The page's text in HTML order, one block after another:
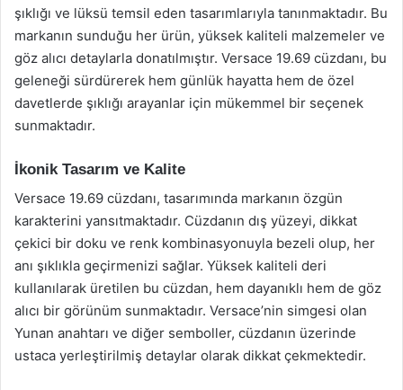
şıklığı ve lüksü temsil eden tasarımlarıyla tanınmaktadır. Bu
markanın sunduğu her ürün, yüksek kaliteli malzemeler ve
göz alıcı detaylarla donatılmıştır. Versace 19.69 cüzdanı, bu
geleneği sürdürerek hem günlük hayatta hem de özel
davetlerde şıklığı arayanlar için mükemmel bir seçenek
sunmaktadır.
İkonik Tasarım ve Kalite
Versace 19.69 cüzdanı, tasarımında markanın özgün
karakterini yansıtmaktadır. Cüzdanın dış yüzeyi, dikkat
çekici bir doku ve renk kombinasyonuyla bezeli olup, her
anı şıklıkla geçirmenizi sağlar. Yüksek kaliteli deri
kullanılarak üretilen bu cüzdan, hem dayanıklı hem de göz
alıcı bir görünüm sunmaktadır. Versace’nin simgesi olan
Yunan anahtarı ve diğer semboller, cüzdanın üzerinde
ustaca yerleştirilmiş detaylar olarak dikkat çekmektedir.